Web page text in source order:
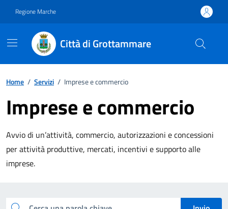
Regione Marche
Città di Grottammare
Home / Servizi / Imprese e commercio
Imprese e commercio
Avvio di un’attività, commercio, autorizzazioni e concessioni
per attività produttive, mercati, incentivi e supporto alle
imprese.